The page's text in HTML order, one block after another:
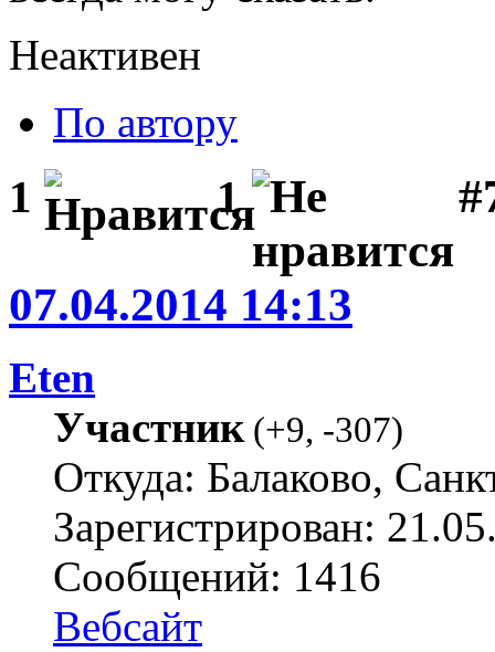
Неактивен
По автору
1 1
07.04.2014 14:13
Eten
Участник(+9, -307)
Откуда: Балаково,
Зарегистрирован:
Сообщений: 1416
Вебсайт